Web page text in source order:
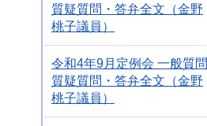
質疑質問・答弁全文（金野
桃子議員）
令和4年9月定例会 一般質問
質疑質問・答弁全文（金野
桃子議員）